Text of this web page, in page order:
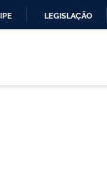
LEGISLAÇÃO